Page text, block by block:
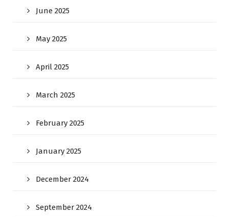
June 2025
May 2025
April 2025
March 2025
February 2025
January 2025
December 2024
September 2024